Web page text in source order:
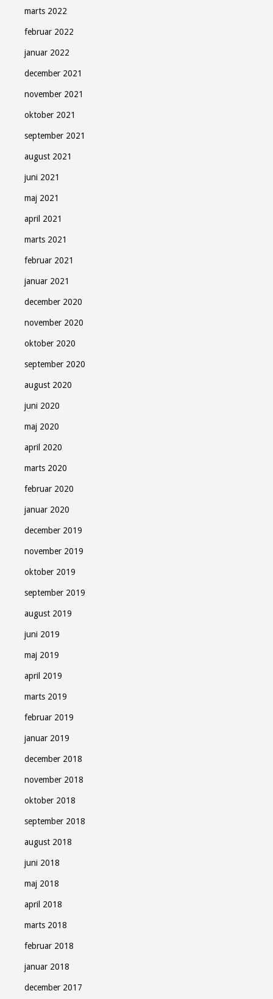
marts 2022
februar 2022
januar 2022
december 2021
november 2021
oktober 2021
september 2021
august 2021
juni 2021
maj 2021
april 2021
marts 2021
februar 2021
januar 2021
december 2020
november 2020
oktober 2020
september 2020
august 2020
juni 2020
maj 2020
april 2020
marts 2020
februar 2020
januar 2020
december 2019
november 2019
oktober 2019
september 2019
august 2019
juni 2019
maj 2019
april 2019
marts 2019
februar 2019
januar 2019
december 2018
november 2018
oktober 2018
september 2018
august 2018
juni 2018
maj 2018
april 2018
marts 2018
februar 2018
januar 2018
december 2017